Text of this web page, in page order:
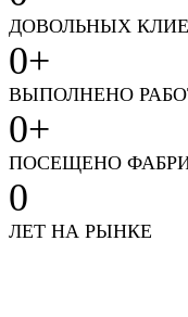
ДОВОЛЬНЫХ
0+
ВЫПОЛНЕНО
0+
ПОСЕЩЕНО
0
ЛЕТ НА РЫНКЕ